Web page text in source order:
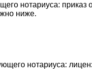
нотариуса: приказ
ниже.
нотариуса: